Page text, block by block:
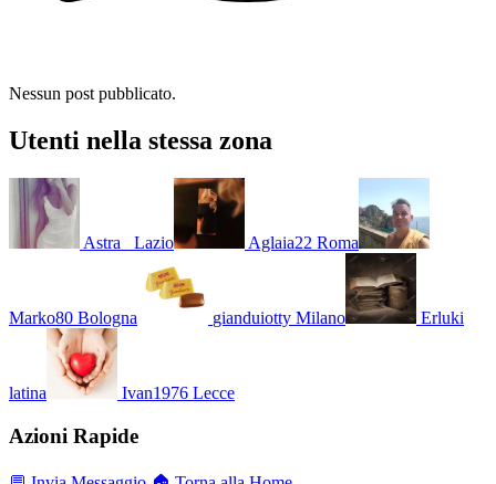
Nessun post pubblicato.
Utenti nella stessa zona
Astra_ Lazio Aglaia22 Roma
Marko80 Bologna gianduiotty Milano Erluki
latina Ivan1976 Lecce
Azioni Rapide